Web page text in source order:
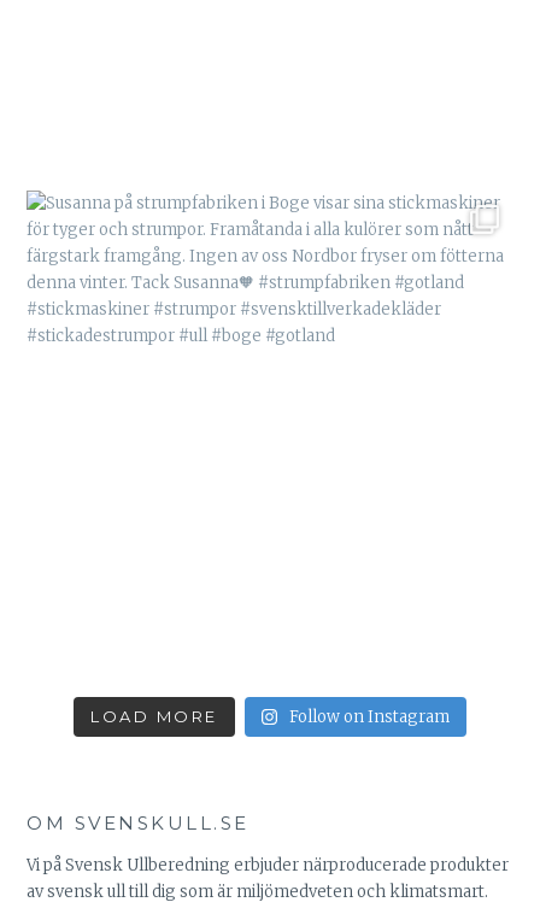
LOAD MORE Follow on Instagram
OM SVENSKULL.SE
Vi på Svensk Ullberedning erbjuder närproducerade produkter
av svensk ull till dig som är miljömedveten och klimatsmart.